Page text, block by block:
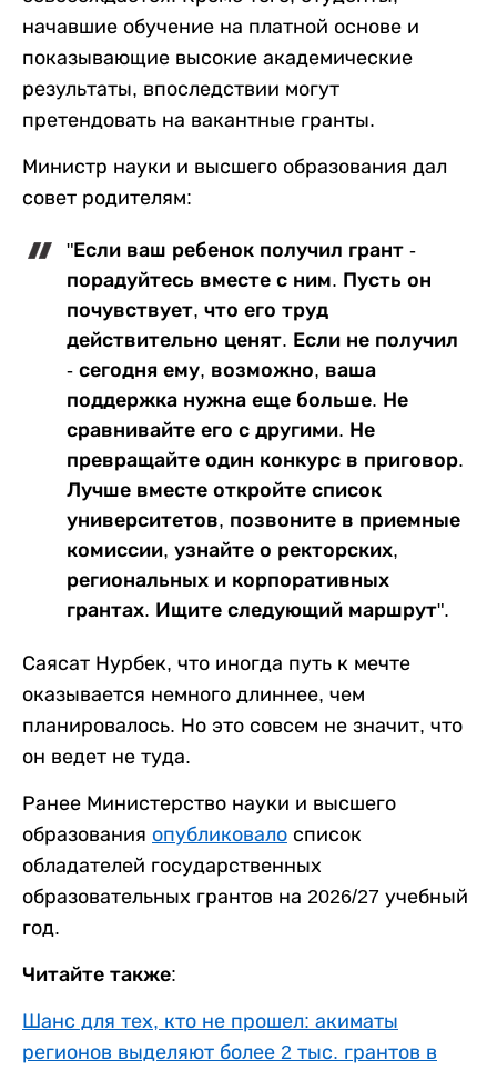
начавшие обучение на платной основе и
показывающие высокие академические
результаты, впоследствии могут
претендовать на вакантные гранты.
Министр науки и высшего образования дал
совет родителям:
"Если ваш ребенок получил грант -
порадуйтесь вместе с ним. Пусть он
почувствует, что его труд
действительно ценят. Если не получил
- сегодня ему, возможно, ваша
поддержка нужна еще больше. Не
сравнивайте его с другими. Не
превращайте один конкурс в приговор.
Лучше вместе откройте список
университетов, позвоните в приемные
комиссии, узнайте о ректорских,
региональных и корпоративных
грантах. Ищите следующий маршрут".
Саясат Нурбек, что иногда путь к мечте
оказывается немного длиннее, чем
планировалось. Но это совсем не значит, что
он ведет не туда.
Ранее Министерство науки и высшего
образования опубликовало список
обладателей государственных
образовательных грантов на 2026/27 учебный
год.
Читайте также:
Шанс для тех, кто не прошел: акиматы
регионов выделяют более 2 тыс. грантов в